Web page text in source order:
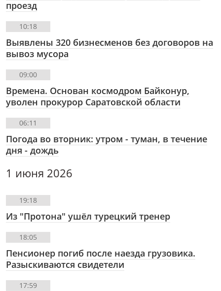
проезд
10:18
Выявлены 320 бизнесменов без договоров на
вывоз мусора
09:00
Времена. Основан космодром Байконур,
уволен прокурор Саратовской области
06:11
Погода во вторник: утром - туман, в течение
дня - дождь
1 июня 2026
19:18
Из "Протона" ушёл турецкий тренер
18:05
Пенсионер погиб после наезда грузовика.
Разыскиваются свидетели
17:59